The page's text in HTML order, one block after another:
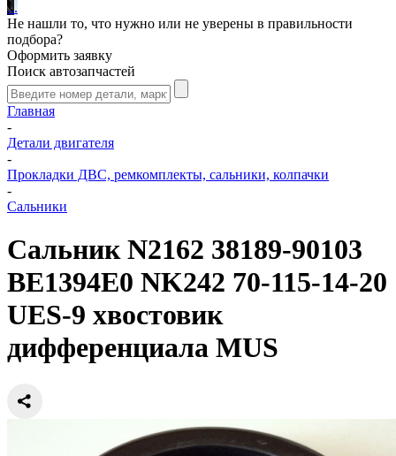
...
Не нашли то, что нужно или не уверены в правильности
подбора?
Оформить заявку
Поиск автозапчастей
Главная
-
Детали двигателя
-
Прокладки ДВС, ремкомплекты, сальники, колпачки
-
Сальники
Сальник N2162 38189-90103
BE1394E0 NK242 70-115-14-20
UES-9 хвостовик
дифференциала MUS